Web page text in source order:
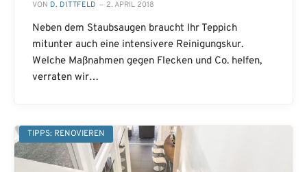
VON D. DITTFELD 2. APRIL 2018
Neben dem Staubsaugen braucht Ihr Teppich
mitunter auch eine intensivere Reinigungskur.
Welche Maßnahmen gegen Flecken und Co. helfen,
verraten wir…
TIPPS: RENOVIEREN